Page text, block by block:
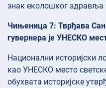
знак еколошког здравља
Чињеница 7: Тврђава Сан
гувернера је УНЕСКО
Национални историјски
као УНЕСКО место
обухвата историјске